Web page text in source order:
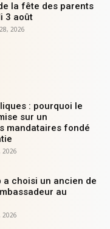
la fête des parents
3 août
2026
: pourquoi le
sur un
mandataires fondé
2026
a choisi un ancien de
au
2026